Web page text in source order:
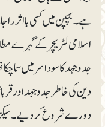
ہے۔ بچپن میں کسی بااثر
اسلامی لٹریچر کے گہرے
دین کی خاطر جدوجہد اور
دورے شروع کردیے۔